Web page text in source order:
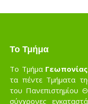
Το Τμήμα
Το Τμήμα
τα πέντε Τμήματα
του Πανεπιστημίου
σύγχρονες